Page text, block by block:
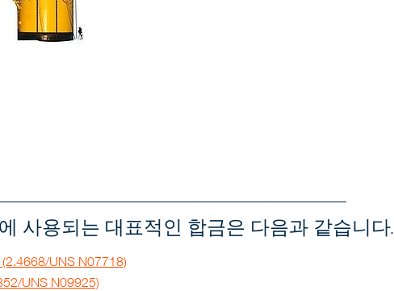
사용되는 대표적인 합금은 다음과 같습니다.
(2.4668/UNS N07718)
UNS N09925)